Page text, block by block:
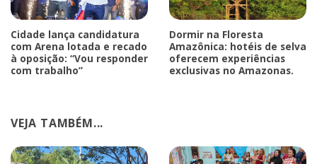
Cidade lança candidatura
com Arena lotada e recado
à oposição: “Vou responder
com trabalho”
Dormir na Floresta
Amazônica: hotéis de selva
oferecem experiências
exclusivas no Amazonas.
VEJA TAMBÉM...